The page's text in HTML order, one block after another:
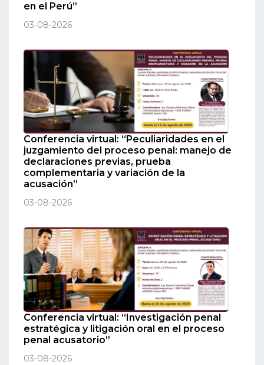
en el Perú”
03-08-2026
Conferencia virtual: “Peculiaridades en el
juzgamiento del proceso penal: manejo de
declaraciones previas, prueba
complementaria y variación de la
acusación”
03-08-2026
Conferencia virtual: “Investigación penal
estratégica y litigación oral en el proceso
penal acusatorio”
03-08-2026